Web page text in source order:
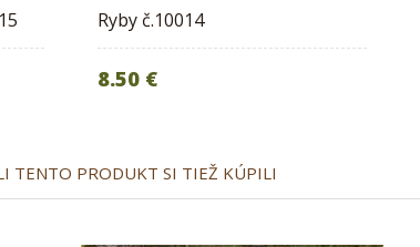
Ryby č.10014
8.50 €
TENTO PRODUKT SI TIEŽ KÚPILI